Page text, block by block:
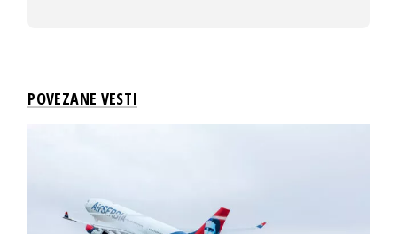
POVEZANE VESTI